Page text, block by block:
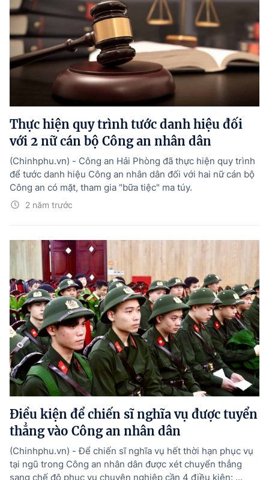
Thực hiện quy trình tước danh hiệu đối
với 2 nữ cán bộ Công an nhân dân
2 năm trước
(Chinhphu.vn) - Công an Hải Phòng đã thực hiện quy trình
để tước danh hiệu Công an nhân dân đối với hai nữ cán bộ
Công an có mặt, tham gia "bữa tiệc" ma túy.
Điều kiện để chiến sĩ nghĩa vụ được tuyển
thẳng vào Công an nhân dân
(Chinhphu.vn) - Để chiến sĩ nghĩa vụ hết thời hạn phục vụ
tại ngũ trong Công an nhân dân được xét chuyển thẳng
sang chế độ phục vụ chuyên nghiệp cần 4 điều kiện: ...